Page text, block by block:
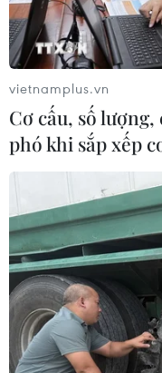
#Bệnh viện Trung
#Xạ trị
TP. Hà Nội
Theo dõi VietnamPlus
TIN LIÊN QUAN
vietnamplus.vn
Cơ cấu, số
phó khi sắp xếp